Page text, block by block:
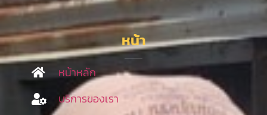
หน้า
หน้าหลัก
บริการของเรา